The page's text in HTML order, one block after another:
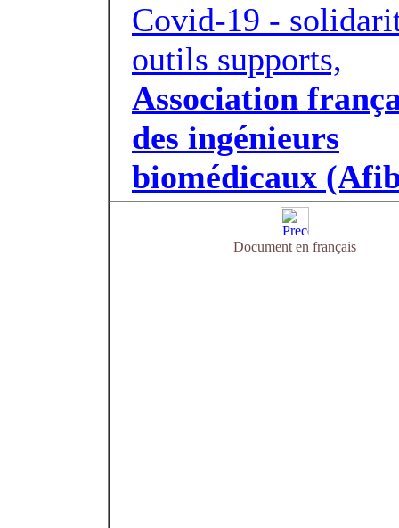
Covid-19 -
outils supports,
Association
des ingénieurs
biomédicaux
Document en français